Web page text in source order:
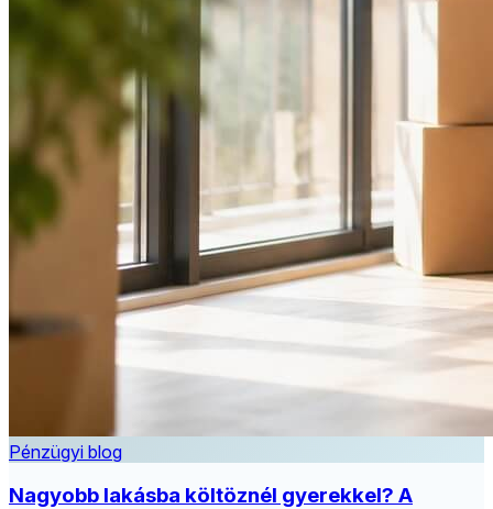
Pénzügyi blog
Nagyobb lakásba költöznél gyerekkel? A